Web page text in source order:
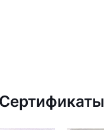
Сертификаты